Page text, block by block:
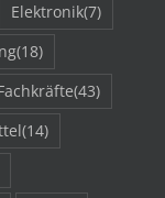
Elektronik(7)
(18)
(43)
(14)